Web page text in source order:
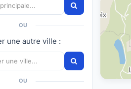
OU
une autre ville :
OU